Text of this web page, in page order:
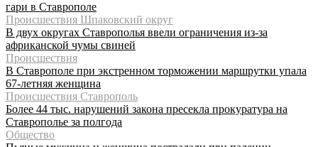
гари в Ставрополе
Происшествия Шпаковский округ
В двух округах Ставрополья ввели ограничения из-за
африканской чумы свиней
Происшествия
В Ставрополе при экстренном торможении маршрутки упала
67-летняя женщина
Происшествия Ставрополь
Более 44 тыс. нарушений закона пресекла прокуратура на
Ставрополье за полгода
Общество